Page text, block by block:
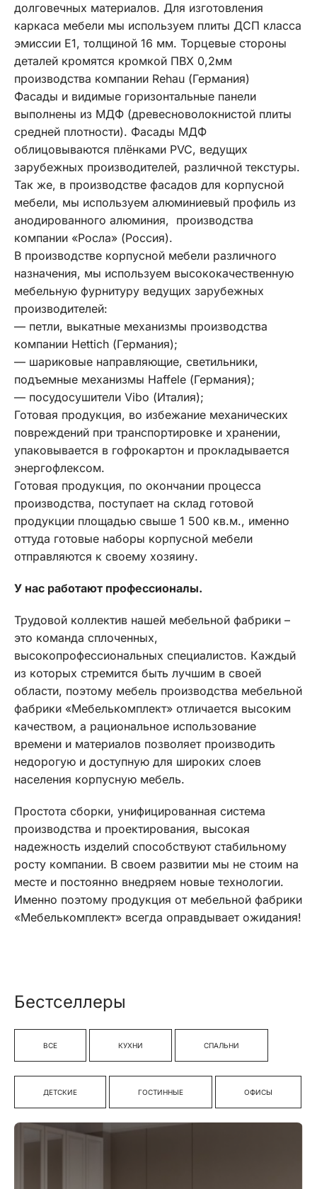
долговечных материалов. Для изготовления
каркаса мебели мы используем плиты ДСП класса
эмиссии Е1, толщиной 16 мм. Торцевые стороны
деталей кромятся кромкой ПВХ 0,2мм
производства компании Rehau (Германия)
Фасады и видимые горизонтальные панели
выполнены из МДФ (древесноволокнистой плиты
средней плотности). Фасады МДФ
облицовываются плёнками PVC, ведущих
зарубежных производителей, различной текстуры.
Так же, в производстве фасадов для корпусной
мебели, мы используем алюминиевый профиль из
анодированного алюминия, производства
компании «Росла» (Россия).
В производстве корпусной мебели различного
назначения, мы используем высококачественную
мебельную фурнитуру ведущих зарубежных
производителей:
— петли, выкатные механизмы производства
компании Hettich (Германия);
— шариковые направляющие, светильники,
подъемные механизмы Haffele (Германия);
— посудосушители Vibo (Италия);
Готовая продукция, во избежание механических
повреждений при транспортировке и хранении,
упаковывается в гофрокартон и прокладывается
энергофлексом.
Готовая продукция, по окончании процесса
производства, поступает на склад готовой
продукции площадью свыше 1 500 кв.м., именно
оттуда готовые наборы корпусной мебели
отправляются к своему хозяину.
У нас работают профессионалы.
Трудовой коллектив нашей мебельной фабрики –
это команда сплоченных,
высокопрофессиональных специалистов. Каждый
из которых стремится быть лучшим в своей
области, поэтому мебель производства мебельной
фабрики «Мебелькомплект» отличается высоким
качеством, а рациональное использование
времени и материалов позволяет производить
недорогую и доступную для широких слоев
населения корпусную мебель.
Простота сборки, унифицированная система
производства и проектирования, высокая
надежность изделий способствуют стабильному
росту компании. В своем развитии мы не стоим на
месте и постоянно внедряем новые технологии.
Именно поэтому продукция от мебельной фабрики
«Мебелькомплект» всегда оправдывает ожидания!
Бестселлеры
ВСЕ КУХНИ СПАЛЬНИ
ДЕТСКИЕ ГОСТИННЫЕ ОФИСЫ